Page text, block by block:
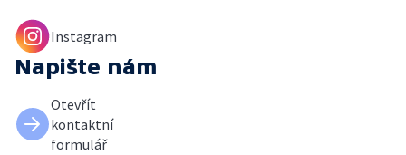
Instagram
Napište nám
Otevřít
kontaktní
formulář